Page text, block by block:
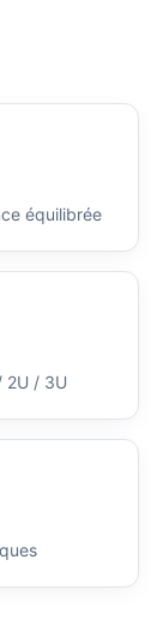
équilibrée
2U / 3U